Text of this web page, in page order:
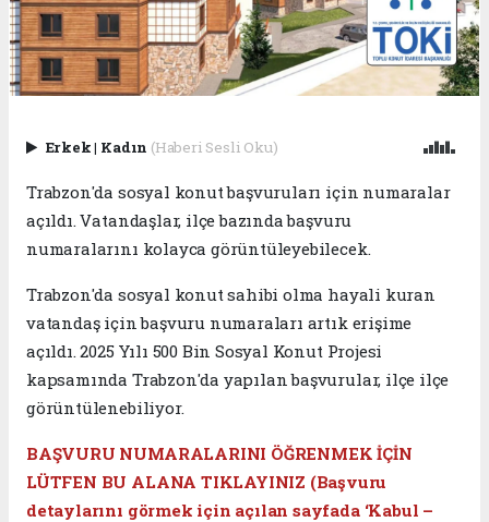
Erkek| Kadın (Haberi Sesli Oku)
Trabzon'da sosyal konut başvuruları için numaralar
açıldı. Vatandaşlar, ilçe bazında başvuru
numaralarını kolayca görüntüleyebilecek.
Trabzon'da sosyal konut sahibi olma hayali kuran
vatandaş için başvuru numaraları artık erişime
açıldı. 2025 Yılı 500 Bin Sosyal Konut Projesi
kapsamında Trabzon'da yapılan başvurular, ilçe ilçe
görüntülenebiliyor.
BAŞVURU NUMARALARINI ÖĞRENMEK İÇİN
LÜTFEN BU ALANA TIKLAYINIZ (Başvuru
detaylarını görmek için açılan sayfada ‘Kabul –